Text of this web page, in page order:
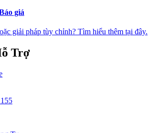
giá
giải pháp tùy chỉnh? Tìm hiểu thêm tại đây.
Trợ